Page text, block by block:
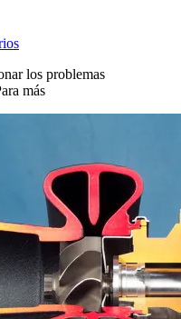
los problemas
más